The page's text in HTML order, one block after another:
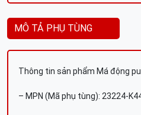
MÔ TẢ PHỤ TÙNG
Thông tin sản phẩm Má động
– MPN (Mã phụ tùng): 23224-